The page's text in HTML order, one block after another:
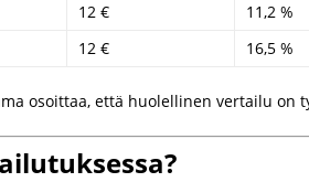
12 € 11,2 %
12 € 16,5 %
osoittaa, että huolellinen vertailu on